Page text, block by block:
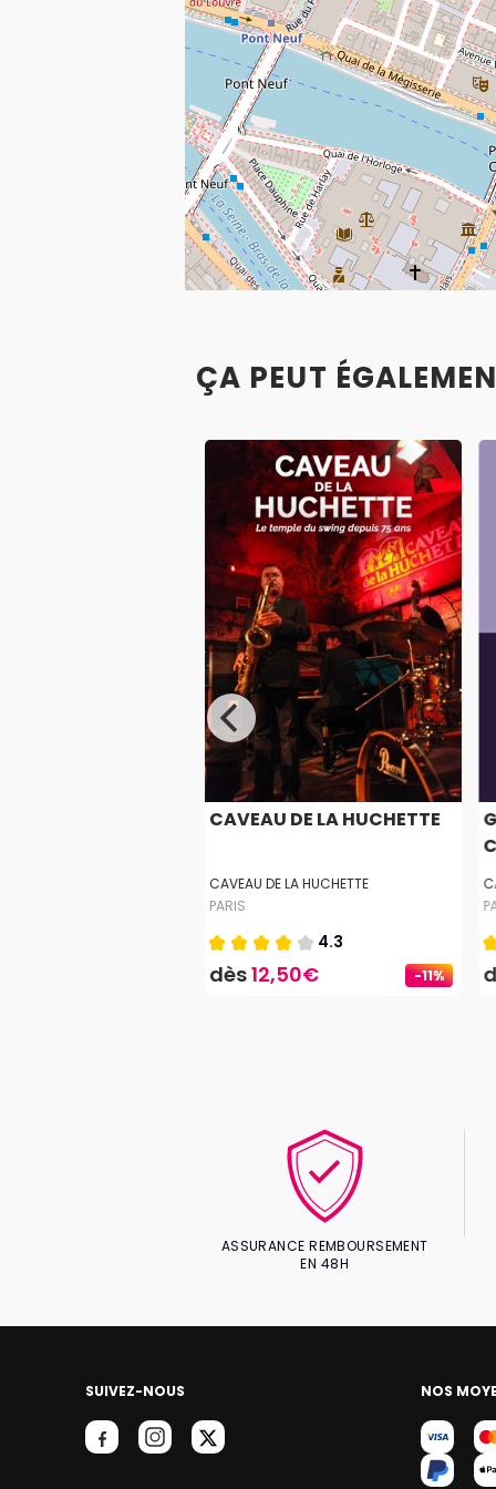
ÇA PEUT
-11%
CAVEAU DE LA HUCHETTE
CAVEAU DE LA HUCHETTE
PARIS
4.3
dès12,50€
ASSURANCE REMBOURSEMENT
EN 48H
SUIVEZ-NOUS NOS